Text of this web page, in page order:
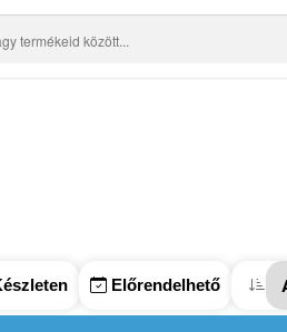
Előrendelhető